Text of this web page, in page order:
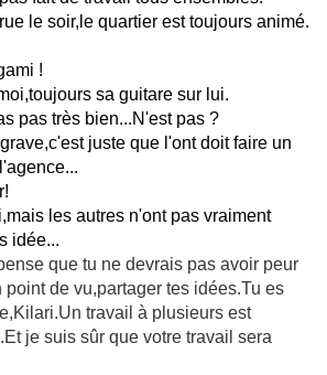
le soir,le quartier est toujours animé.
!
sa guitare sur lui.
pas très bien...N'est pas ?
juste que l'ont doit faire un
les autres n'ont pas vraiment
idée...
que tu ne devrais pas avoir peur
de vu,partager tes idées.Tu es
travail à plusieurs est
je suis sûr que votre travail sera